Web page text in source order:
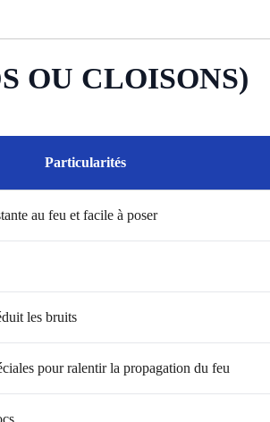
OU CLOISONS)
Particularités
au feu et facile à poser
les bruits
pour ralentir la propagation du feu